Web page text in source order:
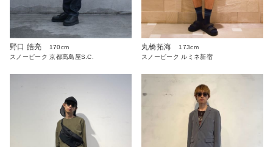
野口 皓亮
170cm
スノーピーク 京都高島屋S.C.
丸橋拓海
173cm
スノーピーク ルミネ新宿